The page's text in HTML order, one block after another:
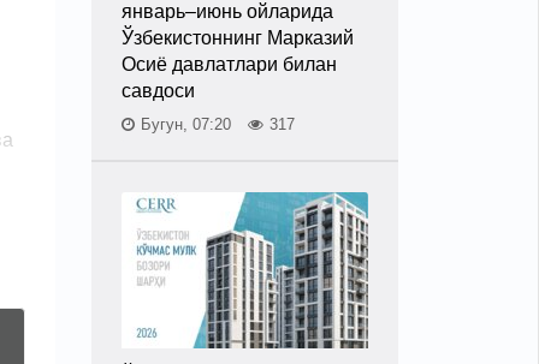
январь–июнь ойларида
Ўзбекистоннинг Марказий
Осиё давлатлари билан
савдоси
Бугун, 07:20 317